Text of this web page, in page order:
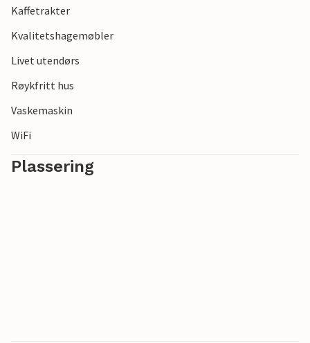
begivenheter, som inkluderer mange konserter og
festivaler om sommeren. Fra Opatija kan du ta en dagstur
Kaffetrakter
Kvalitetshagemøbler
Livet utendørs
Røykfritt hus
Vaskemaskin
WiFi
Plassering